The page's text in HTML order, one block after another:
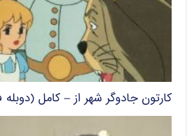
کارتون جادوگر شهر از – کامل